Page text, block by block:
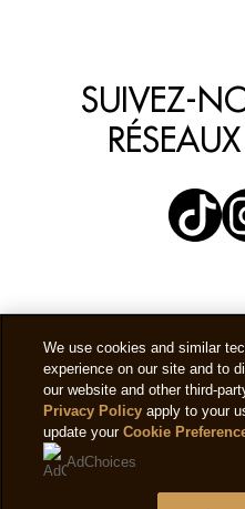
SUIVEZ-
We use cookies and similar
experience on our site and to
our website and other third-
Privacy Policyapply to your
update your Cookie
AdChoices